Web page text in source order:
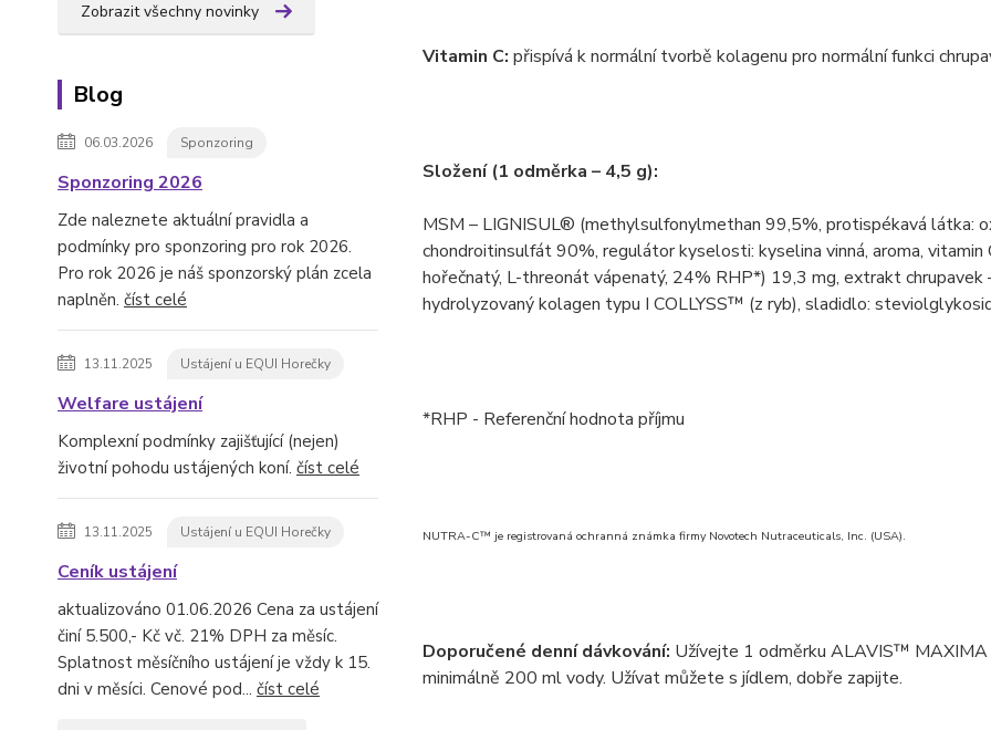
Zobrazit všechny novinky
Blog
06.03.2026 Sponzoring
Sponzoring 2026
Zde naleznete aktuální pravidla a
podmínky pro sponzoring pro rok 2026.
Pro rok 2026 je náš sponzorský plán zcela
naplněn. číst celé
13.11.2025 Ustájení u EQUI Horečky
Welfare ustájení
Komplexní podmínky zajišťující (nejen)
životní pohodu ustájených koní. číst celé
13.11.2025 Ustájení u EQUI Horečky
Ceník ustájení
aktualizováno 01.06.2026 Cena za ustájení
činí 5.500,- Kč vč. 21% DPH za měsíc.
Splatnost měsíčního ustájení je vždy k 15.
dni v měsíci. Cenové pod... číst celé
Vitamin C: přispívá k normální tvorbě kolagenu pro normální funkci
Složení (1 odměrka – 4,5 g):
MSM – LIGNISUL® (methylsulfonylmethan 99,5%, protispékavá látka:
chondroitinsulfát 90%, regulátor kyselosti: kyselina vinná, aroma,
hořečnatý, L-threonát vápenatý, 24% RHP*) 19,3 mg, extrakt
hydrolyzovaný kolagen typu I COLLYSS™ (z ryb), sladidlo:
*RHP - Referenční hodnota příjmu
NUTRA-C™ je registrovaná ochranná známka firmy Novotech Nutraceuticals, Inc. (USA).
Doporučené denní dávkování: Užívejte 1 odměrku ALAVIS™ MAXIMA
minimálně 200 ml vody. Užívat můžete s jídlem, dobře zapijte.